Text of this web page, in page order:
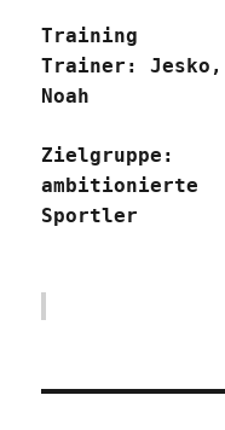
Training
Trainer: Jesko,
Noah
Zielgruppe:
ambitionierte
Sportler